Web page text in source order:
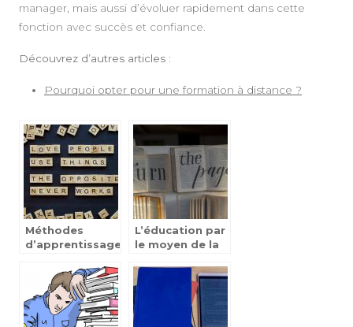
manager, mais aussi d’évoluer rapidement dans cette
fonction avec succès et confiance.
Découvrez d’autres articles :
Pourquoi opter pour une formation à distance ?
Méthodes
d’apprentissage
enfants
L’éducation par
le moyen de la